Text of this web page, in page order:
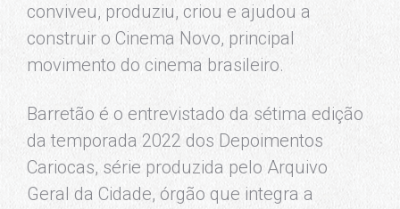
conviveu, produziu, criou e ajudou a
construir o Cinema Novo, principal
movimento do cinema brasileiro.
Barretão é o entrevistado da sétima edição
da temporada 2022 dos Depoimentos
Cariocas, série produzida pelo Arquivo
Geral da Cidade, órgão que integra a